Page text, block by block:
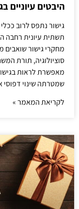
היבטים
גישור נתפס לרוב
תשתית עיונית רחבה
מחקרי גישור שואבים
סוציולוגיה, תורת
מאפשרת לראות
שמטרתה שינוי דפוסי
לקריאת המאמר »